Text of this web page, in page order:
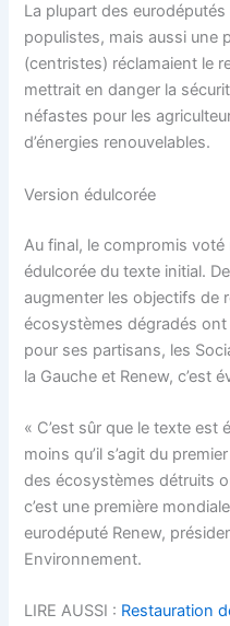
La plupart des
populistes, mais aussi une
(centristes) réclamaient le
mettrait en danger la
néfastes pour les
d’énergies renouvelables.
Version édulcorée
Au final, le compromis voté
édulcorée du texte initial.
augmenter les objectifs de
écosystèmes dégradés
pour ses partisans, les
la Gauche et Renew, c’est
« C’est sûr que le texte est
moins qu’il s’agit du
des écosystèmes détruits
c’est une première
eurodéputé Renew,
Environnement.
LIRE AUSSI : Restauration